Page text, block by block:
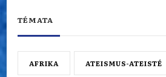
TÉMATA
AFRIKA ATEISMUS-ATEISTÉ